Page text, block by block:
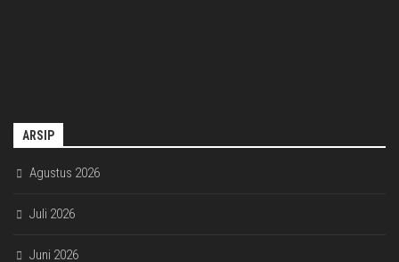
ARSIP
Agustus 2026
Juli 2026
Juni 2026